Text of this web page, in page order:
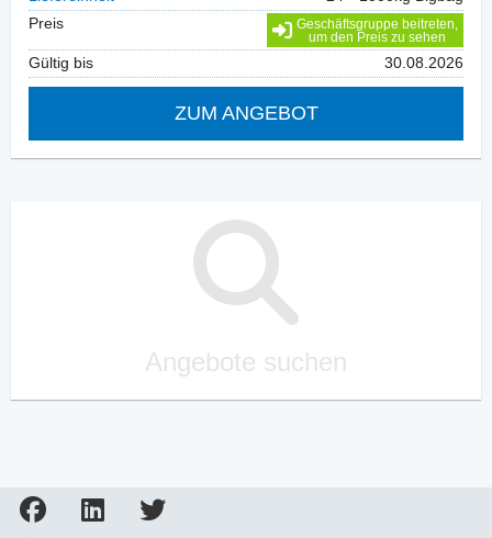
Preis
Geschäftsgruppe beitreten,
um den Preis zu sehen
Gültig bis 30.08.2026
ZUM ANGEBOT
Angebote suchen